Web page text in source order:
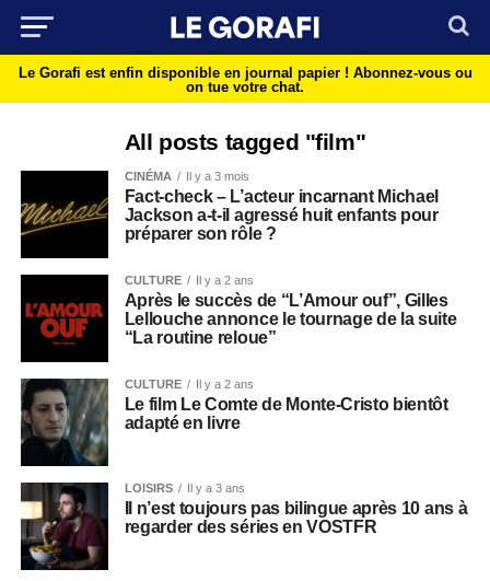
Le Gorafi est enfin disponible en journal papier ! Abonnez-vous ou
on tue votre chat.
All posts tagged "film"
CINÉMA Il y a 3 mois
Fact-check – L’acteur incarnant Michael
Jackson a-t-il agressé huit enfants pour
préparer son rôle ?
CULTURE Il y a 2 ans
Après le succès de “L’Amour ouf”, Gilles
Lellouche annonce le tournage de la suite
“La routine reloue”
CULTURE Il y a 2 ans
Le film Le Comte de Monte-Cristo bientôt
adapté en livre
LOISIRS Il y a 3 ans
Il n’est toujours pas bilingue après 10 ans à
regarder des séries en VOSTFR